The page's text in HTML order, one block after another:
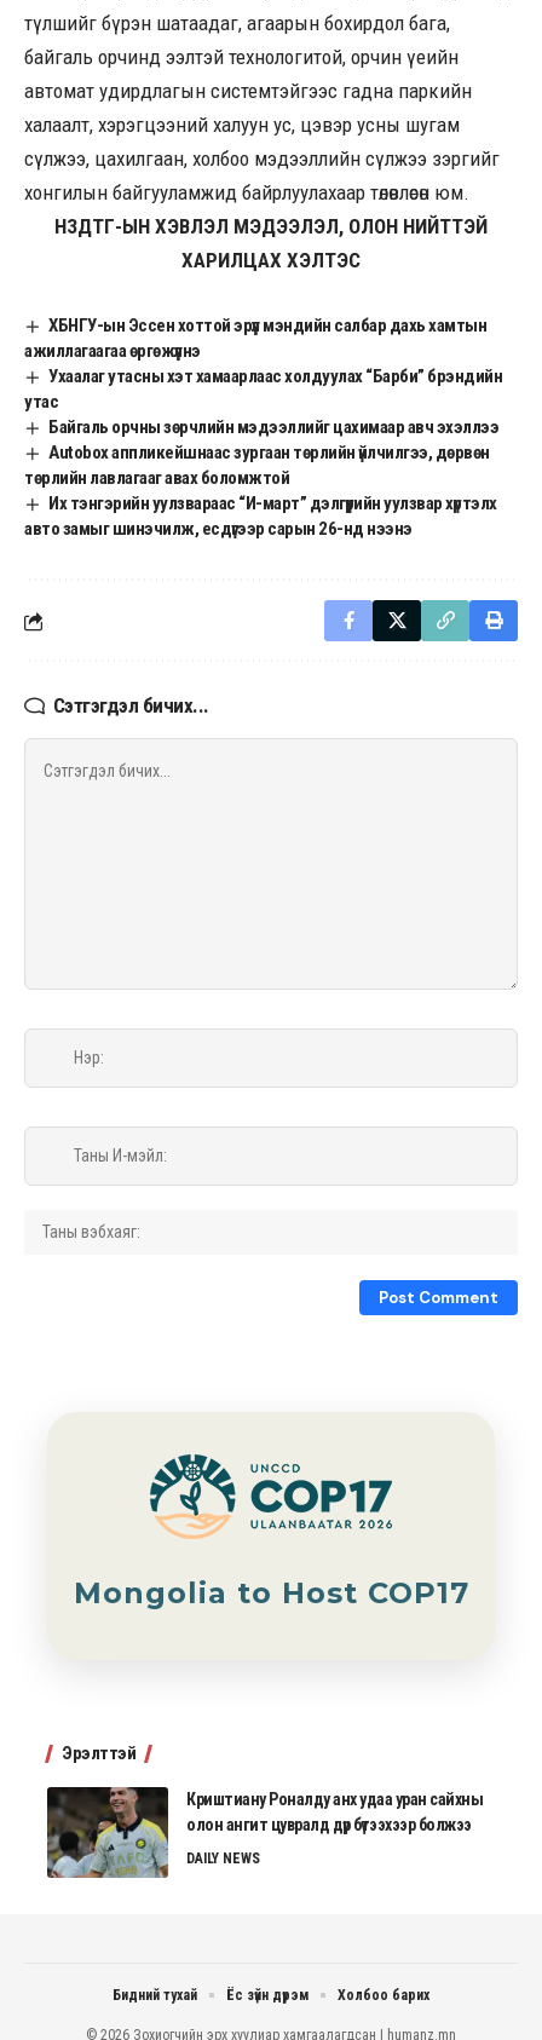
түлшийг бүрэн шатаадаг, агаарын бохирдол бага,
байгаль орчинд ээлтэй технологитой, орчин үеийн
автомат удирдлагын системтэйгээс гадна паркийн
халаалт, хэрэгцээний халуун ус, цэвэр усны шугам
сүлжээ, цахилгаан, холбоо мэдээллийн сүлжээ зэргийг
хонгилын байгууламжид байрлуулахаар төлөвлөсөн юм.
НЗДТГ-ЫН ХЭВЛЭЛ МЭДЭЭЛЭЛ, ОЛОН НИЙТТЭЙ
ХАРИЛЦАХ ХЭЛТЭС
ХБНГУ-ын Эссен хоттой эрүүл мэндийн салбар дахь хамтын
ажиллагаагаа өргөжүүлнэ
Ухаалаг утасны хэт хамаарлаас холдуулах “Барби” брэндийн
утас
Байгаль орчны зөрчлийн мэдээллийг цахимаар авч эхэллээ
Autobox аппликейшнаас зургаан төрлийн үйлчилгээ, дөрвөн
төрлийн лавлагааг авах боломжтой
Их тэнгэрийн уулзвараас “И-март” дэлгүүрийн уулзвар хүртэлх
авто замыг шинэчилж, есдүгээр сарын 26-нд нээнэ
Сэтгэгдэл бичих...
Mongolia to Host COP17
Эрэлттэй
Криштиану Роналду анх удаа уран сайхны
олон ангит цувралд дүр бүтээхээр болжээ
DAILY NEWS
© 2026 Зохиогчийн эрх хуулиар хамгаалагдсан | humanz.mn
Бидний тухай Ёс зүйн дүрэм Холбоо барих